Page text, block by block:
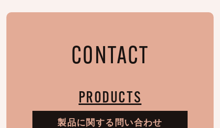
CONTACT
PRODUCTS
製品に関する問い合わせ